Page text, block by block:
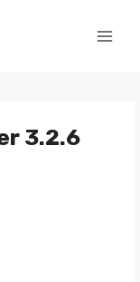
3.2.6